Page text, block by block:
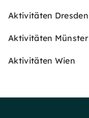
Aktivitäten Dresden
Aktivitäten Münster
Aktivitäten Wien